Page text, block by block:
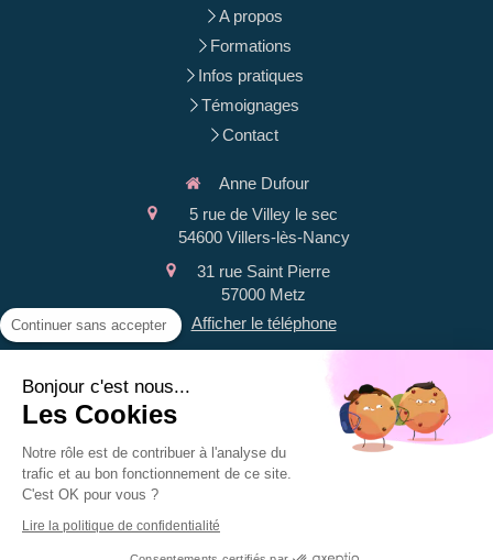
A propos
Formations
Infos pratiques
Témoignages
Contact
Anne Dufour
5 rue de Villey le sec
54600 Villers-lès-Nancy
31 rue Saint Pierre
57000 Metz
Afficher le téléphone
lundi au
samedi
9h-12h30 / 14h-19h30
Continuer sans accepter
Bonjour c'est nous...
Les Cookies
Notre rôle est de contribuer à l'analyse du
trafic et au bon fonctionnement de ce site.
C'est OK pour vous ?
Lire la politique de confidentialité